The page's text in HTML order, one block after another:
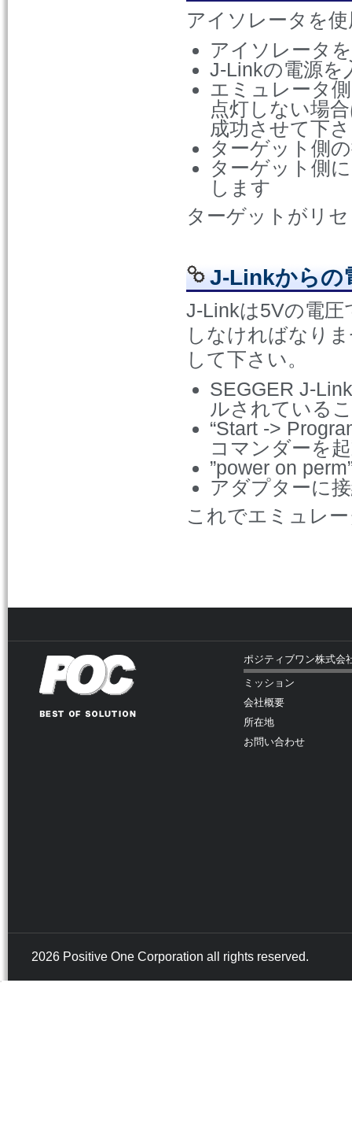
アイソレータを
アイソレータ
J-Linkの電源を
エミュレータ
点灯しない場
成功させて下
ターゲット側
ターゲット側
します
ターゲットがリ
J-Linkからの
J-Linkは5Vの電
しなければなり
して下さい。
SEGGER J-
ルされている
“Start ->
コマンダーを
”power on
アダプターに
これでエミュレ
ポジティブワン株式会
ミッション
会社概要
所在地
お問い合わせ
2026 Positive One Corporation all rights reserved.